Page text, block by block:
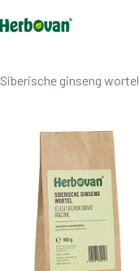
Siberische ginseng wortel